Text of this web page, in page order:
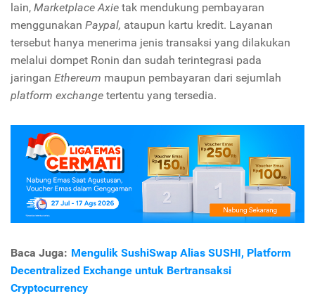
lain, Marketplace Axie tak mendukung pembayaran
menggunakan Paypal, ataupun kartu kredit. Layanan
tersebut hanya menerima jenis transaksi yang dilakukan
melalui dompet Ronin dan sudah terintegrasi pada
jaringan Ethereum maupun pembayaran dari sejumlah
platform exchange tertentu yang tersedia.
Baca Juga: Mengulik SushiSwap Alias SUSHI, Platform
Decentralized Exchange untuk Bertransaksi
Cryptocurrency